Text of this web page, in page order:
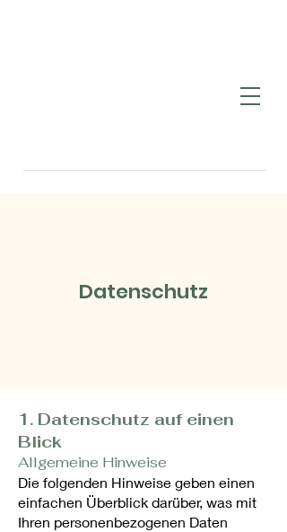
Datenschutz
1. Datenschutz auf einen
Blick
Allgemeine Hinweise
Die folgenden Hinweise geben einen
einfachen Überblick darüber, was mit
Ihren personenbezogenen Daten